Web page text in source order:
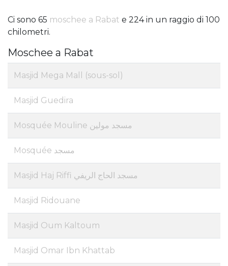
Ci sono 65 moschee a Rabat e 224 in un raggio di 100
chilometri.
Moschee a Rabat
Masjid Mega Mall (sous-sol)
Masjid Guedira
Mosquée Mouline مسجد مولين
Mosquée مسجد
Masjid Haj Riffi مسجد الحاج الريفي
Masjid Ridouane
Masjid Oum Kaltoum
Masjid Omar Ibn Khattab